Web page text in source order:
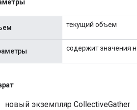
текущий объем
содержит значения
новый экземпляр CollectiveGather